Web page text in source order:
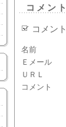
コメン
コメン
名前
Ｅメール
ＵＲＬ
コメント